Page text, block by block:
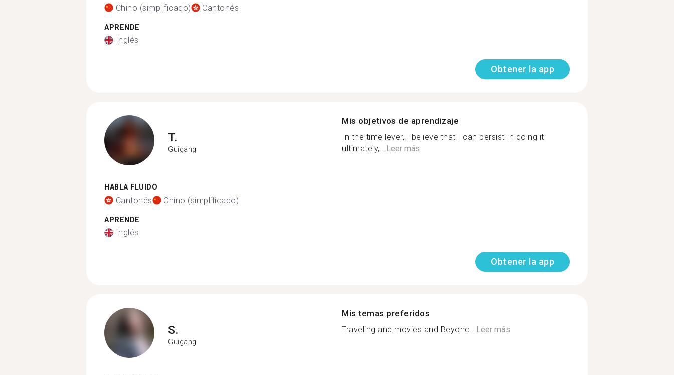
Chino (simplificado) Cantonés
APRENDE
Inglés
Obtener la app
T.
Guigang
HABLA FLUIDO
Cantonés Chino (simplificado)
APRENDE
Inglés
Mis objetivos de aprendizaje
In the time lever, I believe that I can persist in doing it
ultimately,...Leer más
Obtener la app
S.
Guigang
Mis temas preferidos
Traveling and movies and Beyonc...Leer más